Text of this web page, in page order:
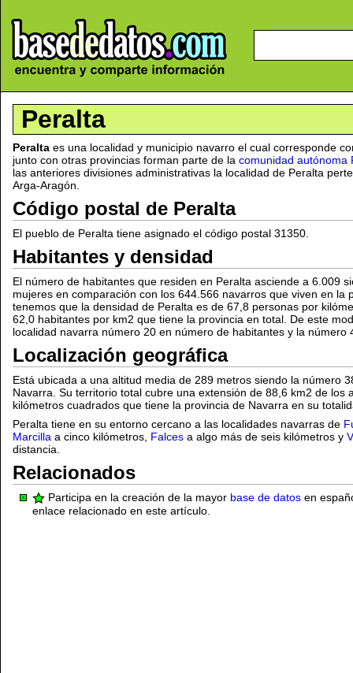
Peralta
Peralta es una localidad y municipio navarro el cual corresponde
junto con otras provincias forman parte de la comunidad autónoma
las anteriores divisiones administrativas la localidad de Peralta
Arga-Aragón.
Código postal de Peralta
El pueblo de Peralta tiene asignado el código postal 31350.
Habitantes y densidad
El número de habitantes que residen en Peralta asciende a 6.009
mujeres en comparación con los 644.566 navarros que viven en la
tenemos que la densidad de Peralta es de 67,8 personas por
62,0 habitantes por km2 que tiene la provincia en total. De este
localidad navarra número 20 en número de habitantes y la número
Localización geográfica
Está ubicada a una altitud media de 289 metros siendo la número
Navarra. Su territorio total cubre una extensión de 88,6 km2 de los
kilómetros cuadrados que tiene la provincia de Navarra en su
Peralta tiene en su entorno cercano a las localidades navarras de
Marcilla a cinco kilómetros, Falces a algo más de seis kilómetros y
distancia.
Relacionados
Participa en la creación de la mayor base de datos en
enlace relacionado en este artículo.